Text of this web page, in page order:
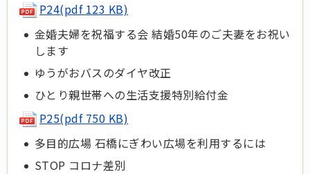
P24(pdf 123 KB)
金婚夫婦を祝福する会 結婚50年のご夫妻をお祝い
します
ゆうがおバスのダイヤ改正
ひとり親世帯への生活支援特別給付金
P25(pdf 750 KB)
多目的広場 石橋にぎわい広場を利用するには
STOP コロナ差別